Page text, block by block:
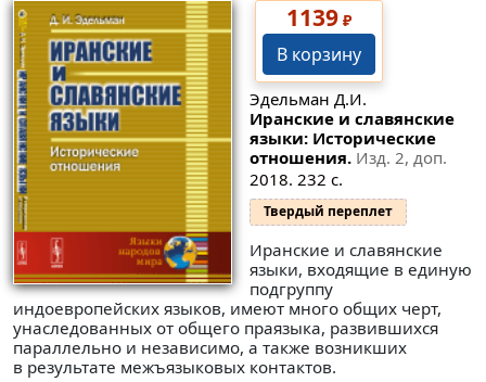
1139₽
В корзину
Эдельман Д.И.
Иранские и славянские
языки: Исторические
отношения. Изд. 2, доп.
2018. 232 с.
Твердый переплет
Иранские и славянские
языки, входящие в единую
подгруппу
индоевропейских языков, имеют много общих черт,
унаследованных от общего праязыка, развившихся
параллельно и независимо, а также возникших
в результате межъязыковых контактов.